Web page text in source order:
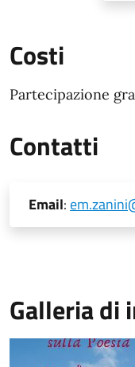
Costi
Partecipazione
Contatti
Email:
Galleria di